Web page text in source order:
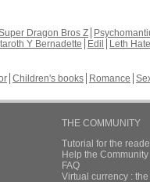
Dragon Bros Z
Y Bernadette Edil
Leth Hate
Children's books Romance
THE COMMUNITY
Tutorial for the
Help the
FAQ
Virtual currency :